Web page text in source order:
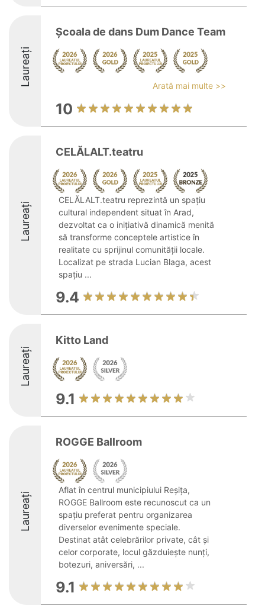
Laureați
Şcoala de dans Dum Dance Team
Arată mai multe >>
10
Laureați
CELĂLALT.teatru
CELĂLALT.teatru reprezintă un spațiu
cultural independent situat în Arad,
dezvoltat ca o inițiativă dinamică menită
să transforme conceptele artistice în
realitate cu sprijinul comunității locale.
Localizat pe strada Lucian Blaga, acest
spațiu ...
9.4
Laureați
Kitto Land
9.1
Laureați
ROGGE Ballroom
Aflat în centrul municipiului Reșița,
ROGGE Ballroom este recunoscut ca un
spațiu preferat pentru organizarea
diverselor evenimente speciale.
Destinat atât celebrărilor private, cât și
celor corporate, locul găzduiește nunți,
botezuri, aniversări, ...
9.1